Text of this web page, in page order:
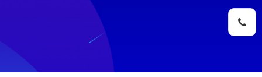
手机